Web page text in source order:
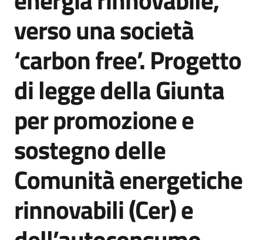
Seguici
su
verso una società
‘carbon free’. Progetto
di legge della Giunta
per promozione e
sostegno delle
Comunità energetiche
rinnovabili (Cer) e